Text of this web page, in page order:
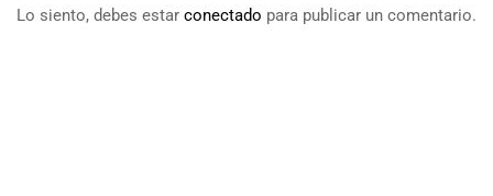
Lo siento, debes estar conectado para publicar un comentario.